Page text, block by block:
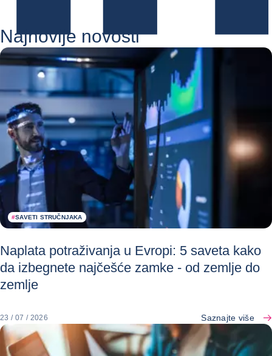
Najnovije novosti
#SAVETI STRUČNJAKA
Naplata potraživanja u Evropi: 5 saveta kako
da izbegnete najčešće zamke - od zemlje do
zemlje
23 / 07 / 2026 Saznajte više